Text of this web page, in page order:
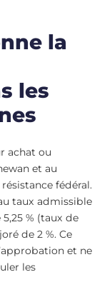
la
les
achat ou
et au
fédéral.
taux admissible
% (taux de
de 2 %. Ce
et ne
les